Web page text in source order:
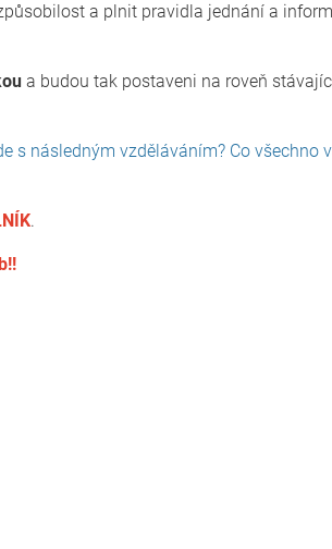
a plnit pravidla jednání a
a budou tak postaveni na roveň
s následným vzděláváním? Co všechno
.